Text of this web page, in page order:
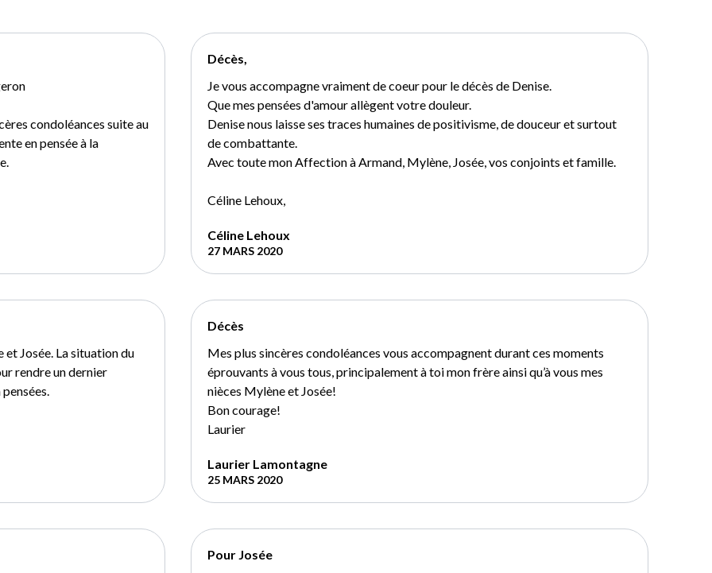
condoléances suite au
en pensée à la
Décès,
Je vous accompagne vraiment de coeur pour le décès de Denise.
Que mes pensées d'amour allègent votre douleur.
Denise nous laisse ses traces humaines de positivisme, de douceur et surtout
de combattante.
Avec toute mon Affection à Armand, Mylène, Josée, vos conjoints et famille.
Céline Lehoux,
Céline Lehoux
27 MARS 2020
et Josée. La situation du
rendre un dernier
Décès
Mes plus sincères condoléances vous accompagnent durant ces moments
éprouvants à vous tous, principalement à toi mon frère ainsi qu’à vous mes
nièces Mylène et Josée!
Bon courage!
Laurier
Laurier Lamontagne
25 MARS 2020
Pour Josée